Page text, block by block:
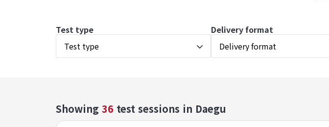
Test type
Test type
Delivery format
Delivery format
Showing 36 test sessions in Daegu